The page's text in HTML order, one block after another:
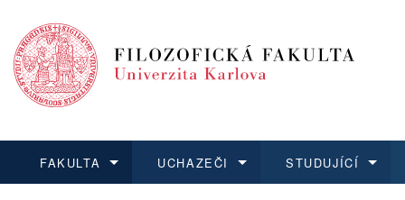
FAKULTA UCHAZEČI STUDUJÍCÍ